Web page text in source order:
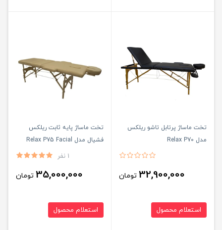
تخت ماساژ پرتابل تاشو ریلکس
مدل Relax P70
32,900,000 تومان
استعلام محصول
تخت ماساژ پایه ثابت ریلکس
فشیال مدل Relax P75 Facial
1 نفر
35,000,000 تومان
استعلام محصول